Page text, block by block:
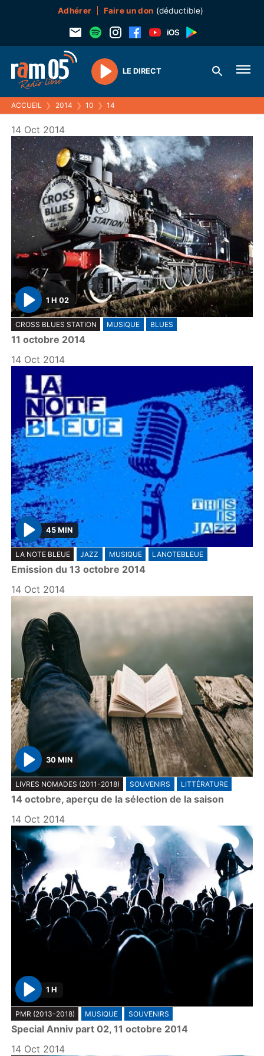
Adhérer Faire un don (déductible)
Play
LE DIRECT
ACCUEIL ❯ 2014 ❯ 10 ❯ 14
14 Oct 2014
P
l
a
y
1 H 02
CROSS BLUES STATION MUSIQUE BLUES
11 octobre 2014
14 Oct 2014
P
l
a
y
45 MIN
LA NOTE BLEUE JAZZ MUSIQUE LANOTEBLEUE
Emission du 13 octobre 2014
14 Oct 2014
P
l
a
y
30 MIN
LIVRES NOMADES (2011-2018) SOUVENIRS LITTÉRATURE
14 octobre, aperçu de la sélection de la saison
14 Oct 2014
P
l
a
y
1 H
PMR (2013-2018) MUSIQUE SOUVENIRS
Special Anniv part 02, 11 octobre 2014
14 Oct 2014